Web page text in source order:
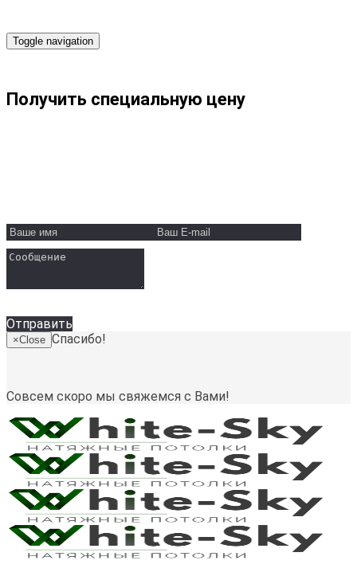
Toggle navigation
Получить специальную цену
Отправить
×Close Спасибо!
Совсем скоро мы свяжемся с Вами!